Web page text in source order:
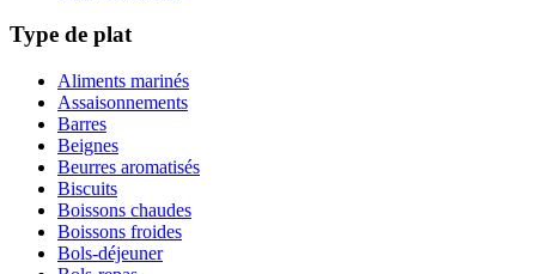
Type de plat
Aliments marinés
Assaisonnements
Barres
Beignes
Beurres aromatisés
Biscuits
Boissons chaudes
Boissons froides
Bols-déjeuner